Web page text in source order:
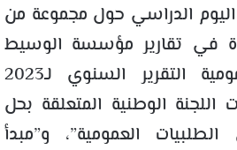
الدراسي حول مجموعة من
في تقارير مؤسسة الوسيط
حول الطلبات العمومية التقرير السنوي لـ2023
اللجنة الوطنية المتعلقة بحل
العمومية”، و”مبدأ